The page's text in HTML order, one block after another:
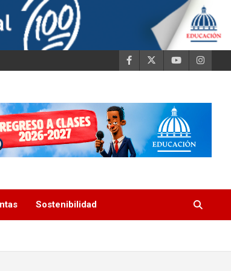
Sostenibilidad